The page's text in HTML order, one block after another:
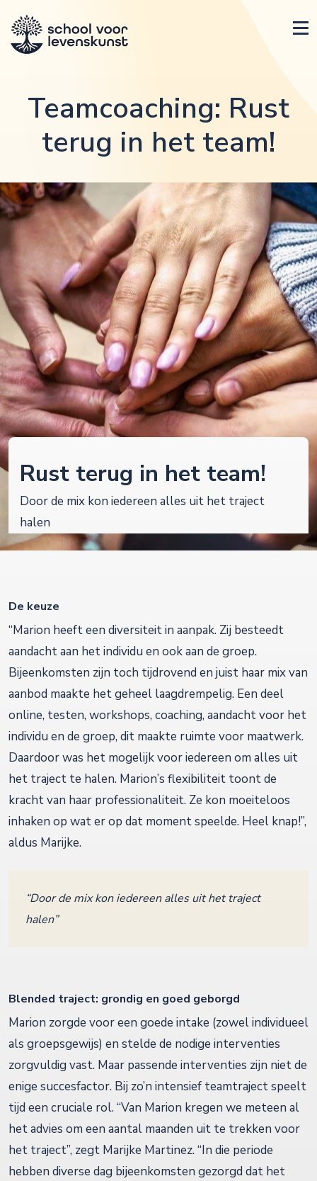
Teamcoaching: Rust
terug in het team!
Rust terug in het team!
Door de mix kon iedereen alles uit het traject
halen
De keuze
“Marion heeft een diversiteit in aanpak. Zij besteedt
aandacht aan het individu en ook aan de groep.
Bijeenkomsten zijn toch tijdrovend en juist haar mix van
aanbod maakte het geheel laagdrempelig. Een deel
online, testen, workshops, coaching, aandacht voor het
individu en de groep, dit maakte ruimte voor maatwerk.
Daardoor was het mogelijk voor iedereen om alles uit
het traject te halen. Marion’s flexibiliteit toont de
kracht van haar professionaliteit. Ze kon moeiteloos
inhaken op wat er op dat moment speelde. Heel knap!”,
aldus Marijke.
“Door de mix kon iedereen alles uit het traject
halen”
Blended traject: grondig en goed geborgd
Marion zorgde voor een goede intake (zowel individueel
als groepsgewijs) en stelde de nodige interventies
zorgvuldig vast. Maar passende interventies zijn niet de
enige succesfactor. Bij zo’n intensief teamtraject speelt
tijd een cruciale rol. “Van Marion kregen we meteen al
het advies om een aantal maanden uit te trekken voor
het traject”, zegt Marijke Martinez. “In die periode
hebben diverse dag bijeenkomsten gezorgd dat het